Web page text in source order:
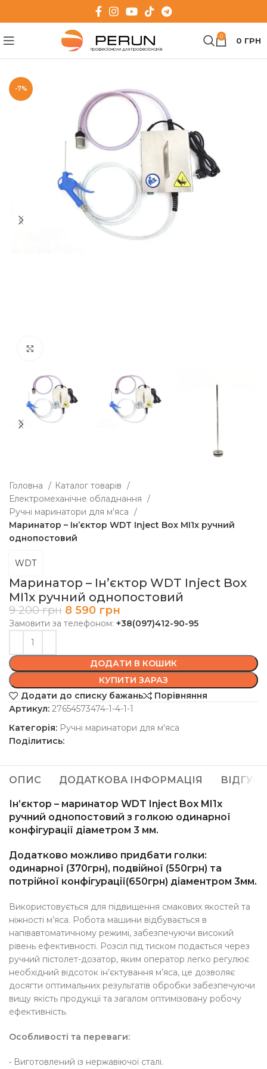
0 0 ГРН
-7%
Головна
Каталог товарів
Електромеханічне обладнання
Ручні маринатори для м'яса
Маринатор – Ін’єктор WDT Inject Box MI1x ручний
однопостовий
Маринатор – Ін’єктор WDT Inject Box
MI1x ручний однопостовий
WDT
9 200грн 8 590 грн
Замовити за телефоном: +38(097)412-90-95
ДОДАТИ В КОШИК
КУПИТИ ЗАРАЗ
Додати до списку бажань
Порівняння
Артикул: 27654573474-1-4-1-1
Категорія: Ручні маринатори для м'яса
Поділитись:
ОПИС ДОДАТКОВА ІНФОРМАЦІЯ
Ін’єктор – маринатор WDT Inject Box MI1x
ручний однопостовий з голкою одинарної
конфігурації діаметром 3 мм.
Додатково можливо придбати голки:
одинарної (370грн), подвійної (550грн) та
потрійної конфігурації(650грн) діаментром 3мм.
Використовується для підвищення смакових якостей та
ніжності м’яса. Робота машини відбувається в
напівавтоматичному режимі, забезпечуючи високий
рівень ефективності. Розсіл під тиском подається через
ручний пістолет-дозатор, яким оператор легко регулює
необхідний відсоток ін’єктування м’яса, це дозволяє
досягти оптимальних результатів обробки забезпечуючи
вищу якість продукції та загалом оптимізовану робочу
ефективність.
Особливості та переваги:
• Виготовлений із нержавіючої сталі.